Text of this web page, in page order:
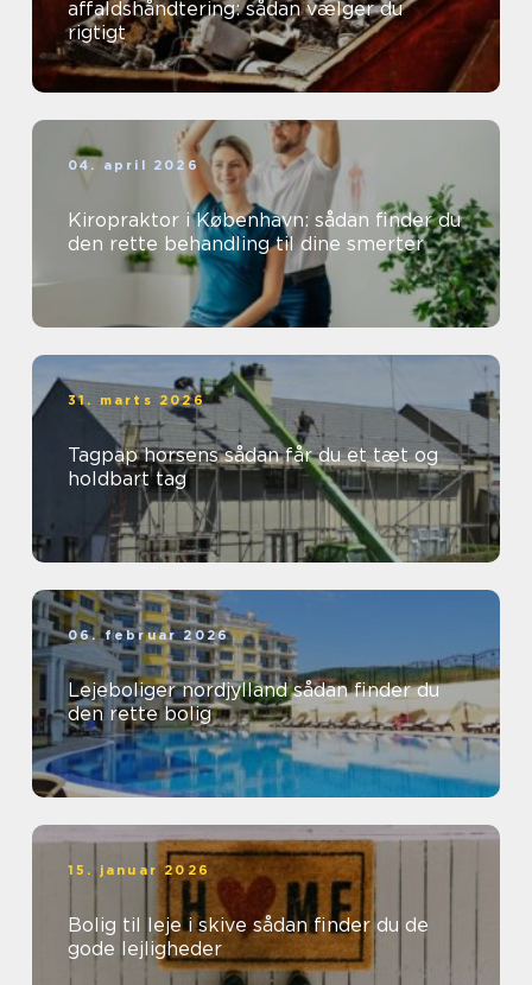
affaldshåndtering: sådan vælger du
rigtigt
04. april 2026
Kiropraktor i København: sådan finder du
den rette behandling til dine smerter
31. marts 2026
Tagpap horsens sådan får du et tæt og
holdbart tag
06. februar 2026
Lejeboliger nordjylland sådan finder du
den rette bolig
15. januar 2026
Bolig til leje i skive sådan finder du de
gode lejligheder